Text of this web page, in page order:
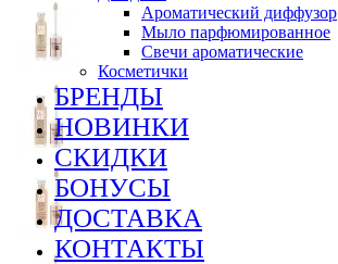
Ароматический диффузор
Мыло парфюмированное
Свечи ароматические
Косметички
БРЕНДЫ
НОВИНКИ
СКИДКИ
БОНУСЫ
ДОСТАВКА
КОНТАКТЫ